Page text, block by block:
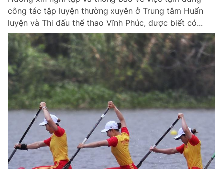
công tác tập luyện thường xuyên ở Trung tâm Huấn
luyện và Thi đấu thể thao Vĩnh Phúc, được biết có...